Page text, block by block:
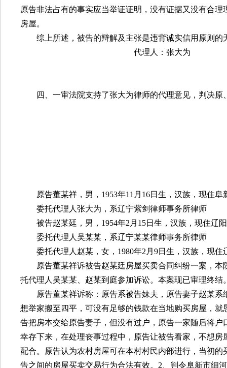
原告非法占有的事实应当举证证明，没有证据又没有合
房屋。
综上所述，被告的辩解及主张是违背诚实信用原则
代理人：张大为
四、一审法院支持了张大为律师的代理意见，判决
原告董某祥，男， 1953年11 月 16日生，汉族，现住阜
委托代理人张大为，系辽宁紫剑律师事务所律师
被告赵某廷，男， 1954年2 月 15日生，汉族，现住辽
委托代理人吴某某，系辽宁某某律师事务所律师
委托代理人赵某，女， 1980年2 月 9日生，汉族，现住
原告董某祥诉被告赵某廷房屋买卖合同纠纷一案，
托代理人吴某某、赵某到庭参加诉讼。本案现已审理终结
原告董某祥诉称：原告系被告妹夫，原告妻子赵某
想举家搬至四平，可没有足够的钱款在当地购买房屋，
告把房本交给原告妻子，但没有过户，原告一家随后将
幸存下来，在处理丧事过程中，原告让被告看家，不想
配合。原告认为农村房屋可在本村村民内部进行，当初
告之间的房屋买卖交易行为合法有效。 2 、判令阜新市细